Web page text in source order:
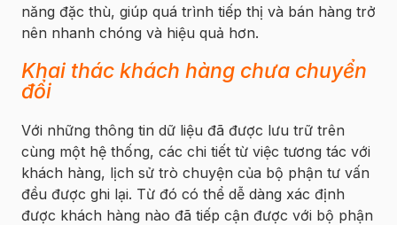
năng đặc thù, giúp quá trình tiếp thị và bán hàng trở
nên nhanh chóng và hiệu quả hơn.
Khai thác khách hàng chưa chuyển
đổi
Với những thông tin dữ liệu đã được lưu trữ trên
cùng một hệ thống, các chi tiết từ việc tương tác với
khách hàng, lịch sử trò chuyện của bộ phận tư vấn
đều được ghi lại. Từ đó có thể dễ dàng xác định
được khách hàng nào đã tiếp cận được với bộ phận